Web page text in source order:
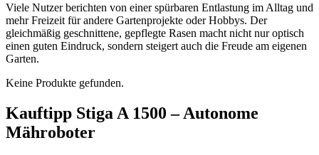
Viele Nutzer berichten von einer spürbaren Entlastung im Alltag und
mehr Freizeit für andere Gartenprojekte oder Hobbys. Der
gleichmäßig geschnittene, gepflegte Rasen macht nicht nur optisch
einen guten Eindruck, sondern steigert auch die Freude am eigenen
Garten.
Keine Produkte gefunden.
Kauftipp Stiga A 1500 – Autonome
Mähroboter